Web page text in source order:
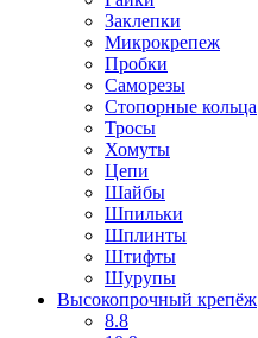
Заклепки
Микрокрепеж
Пробки
Саморезы
Стопорные кольца
Тросы
Хомуты
Цепи
Шайбы
Шпильки
Шплинты
Штифты
Шурупы
Высокопрочный крепёж
8.8